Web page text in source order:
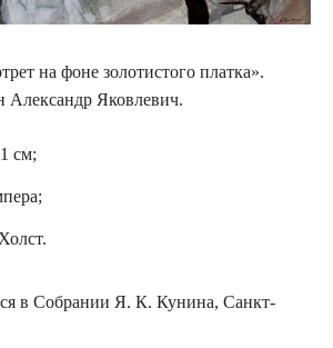
на фоне золотистого платка».
Александр Яковлевич.
см;
в Собрании Я. К. Кунина, Санкт-